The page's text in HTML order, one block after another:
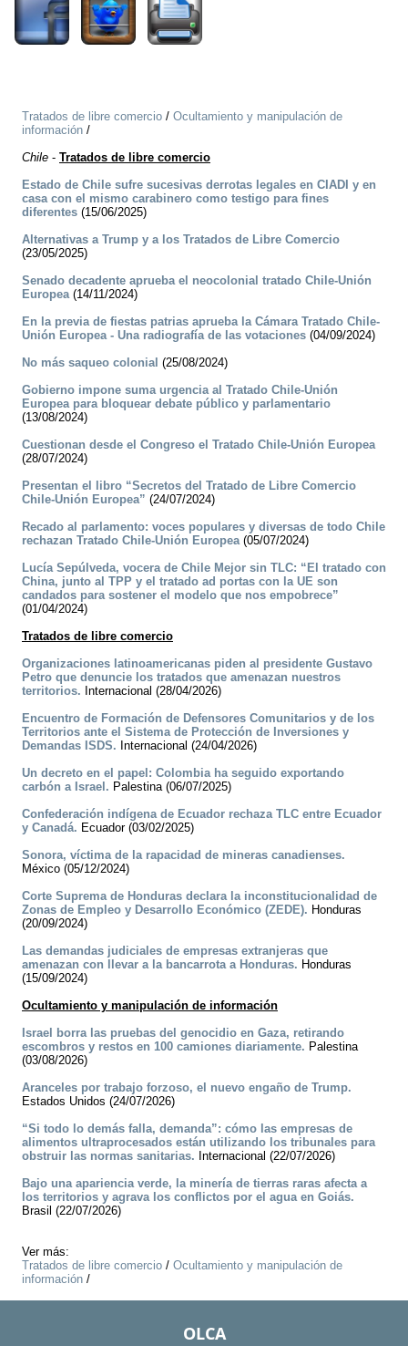
Tratados de libre comercio / Ocultamiento y manipulación de
información /
Chile - Tratados de libre comercio
Estado de Chile sufre sucesivas derrotas legales en CIADI y en
casa con el mismo carabinero como testigo para fines
diferentes (15/06/2025)
Alternativas a Trump y a los Tratados de Libre Comercio
(23/05/2025)
Senado decadente aprueba el neocolonial tratado Chile-Unión
Europea(14/11/2024)
En la previa de fiestas patrias aprueba la Cámara Tratado Chile-
Unión Europea - Una radiografía de las votaciones (04/09/2024)
No más saqueo colonial (25/08/2024)
Gobierno impone suma urgencia al Tratado Chile-Unión
Europea para bloquear debate público y parlamentario
(13/08/2024)
Cuestionan desde el Congreso el Tratado Chile-Unión Europea
(28/07/2024)
Presentan el libro “Secretos del Tratado de Libre Comercio
Chile-Unión Europea” (24/07/2024)
Recado al parlamento: voces populares y diversas de todo Chile
rechazan Tratado Chile-Unión Europea(05/07/2024)
Lucía Sepúlveda, vocera de Chile Mejor sin TLC: “El tratado con
China, junto al TPP y el tratado ad portas con la UE son
candados para sostener el modelo que nos empobrece”
(01/04/2024)
Tratados de libre comercio
Organizaciones latinoamericanas piden al presidente Gustavo
Petro que denuncie los tratados que amenazan nuestros
territorios. Internacional (28/04/2026)
Encuentro de Formación de Defensores Comunitarios y de los
Territorios ante el Sistema de Protección de Inversiones y
Demandas ISDS. Internacional (24/04/2026)
Un decreto en el papel: Colombia ha seguido exportando
carbón a Israel. Palestina (06/07/2025)
Confederación indígena de Ecuador rechaza TLC entre Ecuador
y Canadá. Ecuador (03/02/2025)
Sonora, víctima de la rapacidad de mineras canadienses.
México (05/12/2024)
Corte Suprema de Honduras declara la inconstitucionalidad de
Zonas de Empleo y Desarrollo Económico (ZEDE). Honduras
(20/09/2024)
Las demandas judiciales de empresas extranjeras que
amenazan con llevar a la bancarrota a Honduras. Honduras
(15/09/2024)
Ocultamiento y manipulación de información
Israel borra las pruebas del genocidio en Gaza, retirando
escombros y restos en 100 camiones diariamente. Palestina
(03/08/2026)
Aranceles por trabajo forzoso, el nuevo engaño de Trump.
Estados Unidos (24/07/2026)
“Si todo lo demás falla, demanda”: cómo las empresas de
alimentos ultraprocesados están utilizando los tribunales para
obstruir las normas sanitarias. Internacional (22/07/2026)
Bajo una apariencia verde, la minería de tierras raras afecta a
los territorios y agrava los conflictos por el agua en Goiás.
Brasil (22/07/2026)
Ver más:
Tratados de libre comercio / Ocultamiento y manipulación de
información /
OLCA